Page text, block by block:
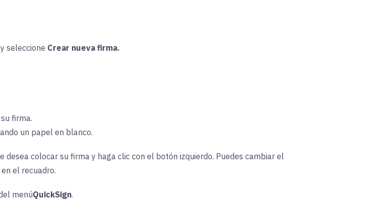
y seleccione Crear nueva firma.
firma.
un papel en blanco.
desea colocar su firma y haga clic con el botón izquierdo. Puedes cambiar el
el recuadro.
menúQuickSign.